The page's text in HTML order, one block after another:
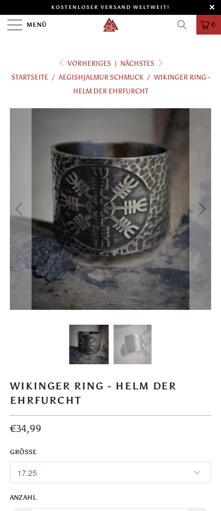
KOSTENLOSER VERSAND WELTWEIT!
MENÜ 0
VORHERIGES | NÄCHSTES
STARTSEITE / AEGISHJALMUR SCHMUCK / WIKINGER RING -
HELM DER EHRFURCHT
WIKINGER RING - HELM DER
EHRFURCHT
€34,99
GRÖSSE
ANZAHL